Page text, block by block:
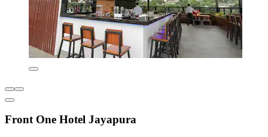
Front One Hotel Jayapura